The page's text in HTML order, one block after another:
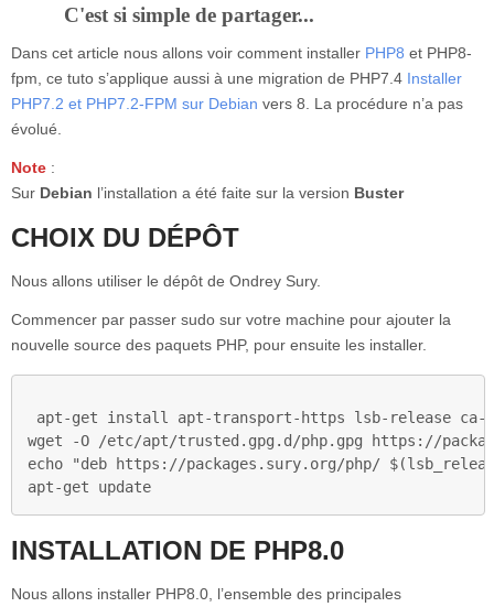
C'est si simple de partager...
Dans cet article nous allons voir comment installer PHP8 et PHP8-
fpm, ce tuto s’applique aussi à une migration de PHP7.4 Installer
PHP7.2 et PHP7.2-FPM sur Debian vers 8. La procédure n’a pas
évolué.
Note :
Sur Debian l’installation a été faite sur la version Buster
CHOIX DU DÉPÔT
Nous allons utiliser le dépôt de Ondrey Sury.
Commencer par passer sudo sur votre machine pour ajouter la
nouvelle source des paquets PHP, pour ensuite les installer.
apt-get install apt-transport-https lsb-release
wget -O /etc/apt/trusted.gpg.d/php.gpg https://
echo "deb https://packages.sury.org/php/
apt-get update
INSTALLATION DE PHP8.0
Nous allons installer PHP8.0, l’ensemble des principales